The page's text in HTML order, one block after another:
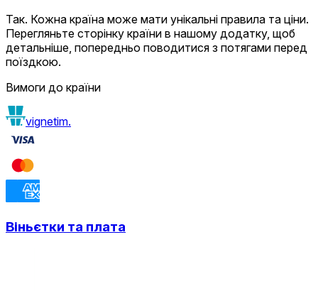
Так. Кожна країна може мати унікальні правила та ціни.
Перегляньте сторінку країни в нашому додатку, щоб
детальніше, попередньо поводитися з потягами перед
поїздкою.
Вимоги до країни
vignetim.
Віньєтки та плата